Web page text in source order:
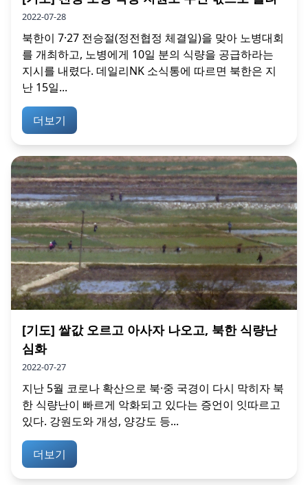
2022-07-28
북한이 7·27 전승절(정전협정 체결일)을 맞아 노병대회
를 개최하고, 노병에게 10일 분의 식량을 공급하라는
지시를 내렸다. 데일리NK 소식통에 따르면 북한은 지
난 15일...
더보기
[기도] 쌀값 오르고 아사자 나오고, 북한 식량난
심화
2022-07-27
지난 5월 코로나 확산으로 북·중 국경이 다시 막히자 북
한 식량난이 빠르게 악화되고 있다는 증언이 잇따르고
있다. 강원도와 개성, 양강도 등...
더보기